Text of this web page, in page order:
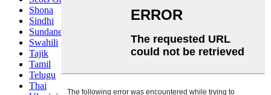
Shona
Sindhi
Sundanese
Swahili
Tajik
Tamil
Telugu
Thai